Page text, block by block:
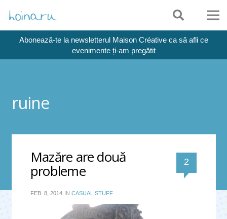
Abonează-te la newsletterul Maison Créative ca să afli ce
evenimente ți-am pregătit
ruine
Mazăre are două
probleme 2
FEB. 8, 2014 IN CASUAL STUFF